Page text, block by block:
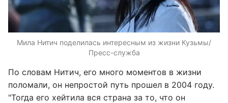
Мила Нитич поделилась интересным из жизни Кузьмы/
Пресс-служба
По словам Нитич, его много моментов в жизни
поломали, он непростой путь прошел в 2004 году.
"Тогда его хейтила вся страна за то, что он